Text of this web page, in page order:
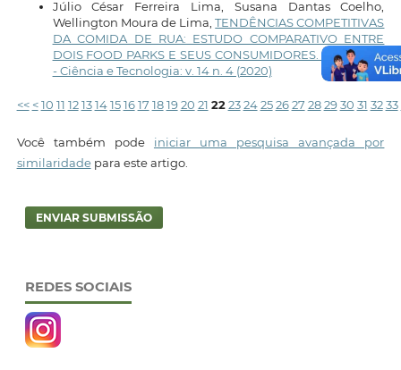
Júlio César Ferreira Lima, Susana Dantas Coelho,
Wellington Moura de Lima,TENDÊNCIAS COMPETITIVAS
DA COMIDA DE RUA: ESTUDO COMPARATIVO ENTRE
DOIS FOOD PARKS E SEUS CONSUMIDORES.,
Conexões
- Ciência e Tecnologia: v. 14 n. 4 (2020)
<< < 10 11 12 13 14 15 16 17 18 19 20 21 22 23 24 25 26 27 28 29 30 31 32 33
Você também pode iniciar uma pesquisa avançada por
similaridadepara este artigo.
ENVIAR SUBMISSÃO
REDES SOCIAIS